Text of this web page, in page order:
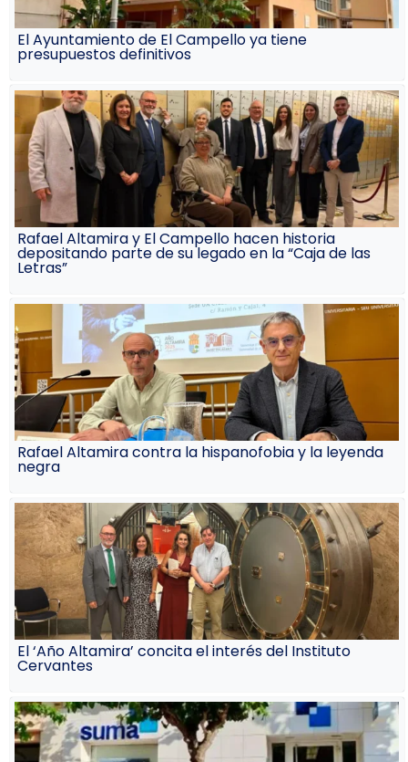
El Ayuntamiento de El Campello ya tiene
presupuestos definitivos
Rafael Altamira y El Campello hacen historia
depositando parte de su legado en la “Caja de las
Letras”
Rafael Altamira contra la hispanofobia y la leyenda
negra
El ‘Año Altamira’ concita el interés del Instituto
Cervantes